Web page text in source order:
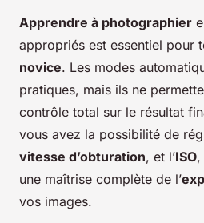
Apprendre à photographier
appropriés est essentiel pour
novice. Les modes
pratiques, mais ils ne
contrôle total sur le résultat
vous avez la possibilité de
vitesse d’obturation, et l’ISO,
une maîtrise complète de l’
vos images.